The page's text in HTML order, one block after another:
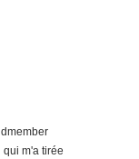
m'a tirée